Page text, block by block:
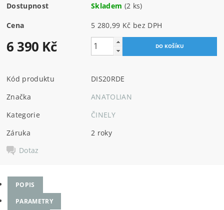
Dostupnost Skladem (2 ks)
Cena 5 280,99 Kč bez DPH
6 390 Kč
Kód produktu
DIS20RDE
Značka
ANATOLIAN
Kategorie
ČINELY
Záruka
2 roky
Dotaz
POPIS
PARAMETRY